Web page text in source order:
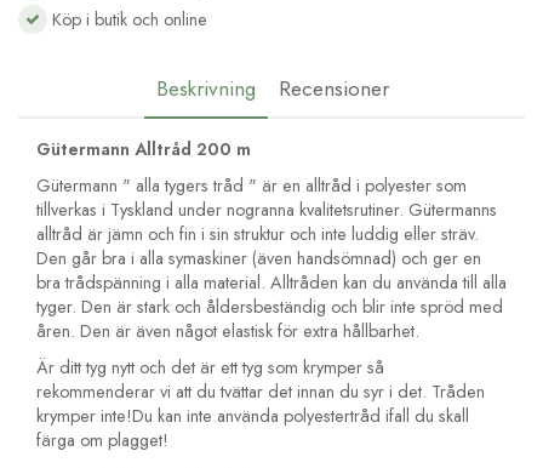
Köp i butik och online
Beskrivning Recensioner
Gütermann Alltråd 200 m
Gütermann " alla tygers tråd " är en alltråd i polyester som
tillverkas i Tyskland under nogranna kvalitetsrutiner. Gütermanns
alltråd är jämn och fin i sin struktur och inte luddig eller sträv.
Den går bra i alla symaskiner (även handsömnad) och ger en
bra trådspänning i alla material. Alltråden kan du använda till alla
tyger. Den är stark och åldersbeständig och blir inte spröd med
åren. Den är även något elastisk för extra hållbarhet.
Är ditt tyg nytt och det är ett tyg som krymper så
rekommenderar vi att du tvättar det innan du syr i det. Tråden
krymper inte!Du kan inte använda polyestertråd ifall du skall
färga om plagget!